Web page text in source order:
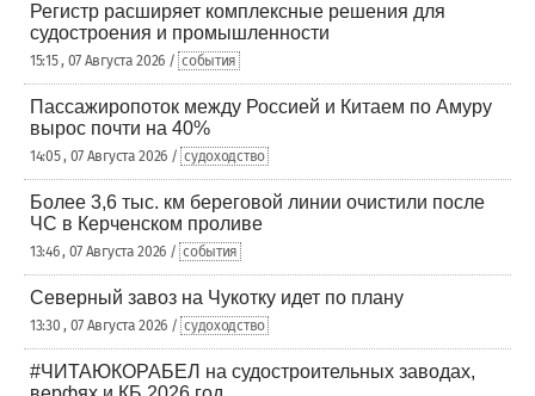
Регистр расширяет комплексные решения для
судостроения и промышленности
15:15 , 07 Августа 2026 / события
Пассажиропоток между Россией и Китаем по Амуру
вырос почти на 40%
14:05 , 07 Августа 2026 / судоходство
Более 3,6 тыс. км береговой линии очистили после
ЧС в Керченском проливе
13:46 , 07 Августа 2026 / события
Северный завоз на Чукотку идет по плану
13:30 , 07 Августа 2026 / судоходство
#ЧИТАЮКОРАБЕЛ на судостроительных заводах,